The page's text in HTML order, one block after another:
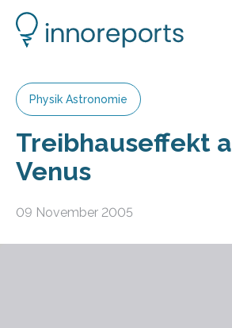
Physik Astronomie
Treibhauseffekt
Venus
09 November 2005